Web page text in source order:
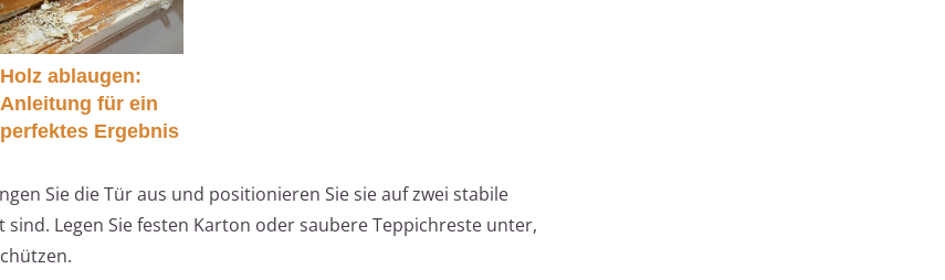
Holz ablaugen:
Anleitung für ein
perfektes Ergebnis
Sie die Tür aus und positionieren Sie sie auf zwei stabile
sind. Legen Sie festen Karton oder saubere Teppichreste unter,